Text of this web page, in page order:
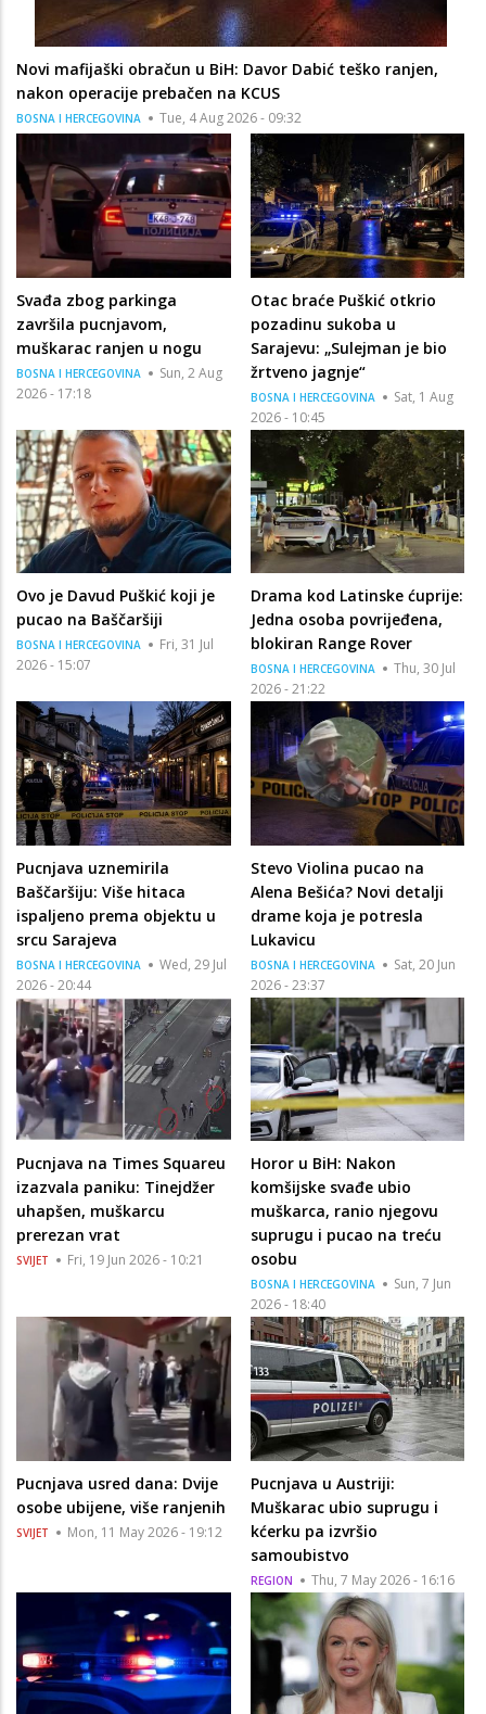
Novi mafijaški obračun u BiH: Davor Dabić teško ranjen,
nakon operacije prebačen na KCUS
BOSNA I HERCEGOVINA Tue, 4 Aug 2026 - 09:32
Svađa zbog parkinga
završila pucnjavom,
muškarac ranjen u nogu
BOSNA I HERCEGOVINA
Sun, 2 Aug
2026 - 17:18
Otac braće Puškić otkrio
pozadinu sukoba u
Sarajevu: „Sulejman je bio
žrtveno jagnje“
BOSNA I HERCEGOVINA
Sat, 1 Aug
2026 - 10:45
Ovo je Davud Puškić koji je
pucao na Baščaršiji
BOSNA I HERCEGOVINA
Fri, 31 Jul
2026 - 15:07
Drama kod Latinske ćuprije:
Jedna osoba povrijeđena,
blokiran Range Rover
BOSNA I HERCEGOVINA
Thu, 30 Jul
2026 - 21:22
Pucnjava uznemirila
Baščaršiju: Više hitaca
ispaljeno prema objektu u
srcu Sarajeva
BOSNA I HERCEGOVINA
Wed, 29 Jul
2026 - 20:44
Stevo Violina pucao na
Alena Bešića? Novi detalji
drame koja je potresla
Lukavicu
BOSNA I HERCEGOVINA
Sat, 20 Jun
2026 - 23:37
Pucnjava na Times Squareu
izazvala paniku: Tinejdžer
uhapšen, muškarcu
prerezan vrat
SVIJET Fri, 19 Jun 2026 - 10:21
Horor u BiH: Nakon
komšijske svađe ubio
muškarca, ranio njegovu
suprugu i pucao na treću
osobu
BOSNA I HERCEGOVINA
Sun, 7 Jun
2026 - 18:40
Pucnjava usred dana: Dvije
osobe ubijene, više ranjenih
SVIJET Mon, 11 May 2026 - 19:12
Pucnjava u Austriji:
Muškarac ubio suprugu i
kćerku pa izvršio
samoubistvo
REGION Thu, 7 May 2026 - 16:16